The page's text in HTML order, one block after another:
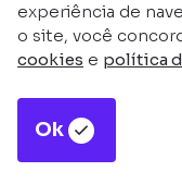
experiência de
o site, você
cookies e política
Ok
Este site é protegido
Privacidadee